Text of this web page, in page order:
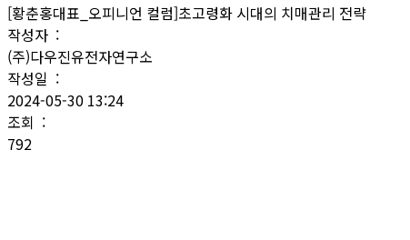
[황춘홍대표_오피니언 컬럼]초고령화 시대의 치매관리 전략
작성자 :
(주)다우진유전자연구소
작성일 :
2024-05-30 13:24
조회 :
792